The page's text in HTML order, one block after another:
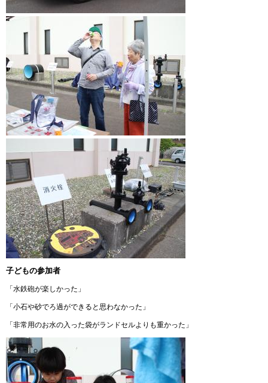
子どもの参加者
「水鉄砲が楽しかった」
「小石や砂でろ過ができると思わなかった」
「非常用のお水の入った袋がランドセルよりも重かった」